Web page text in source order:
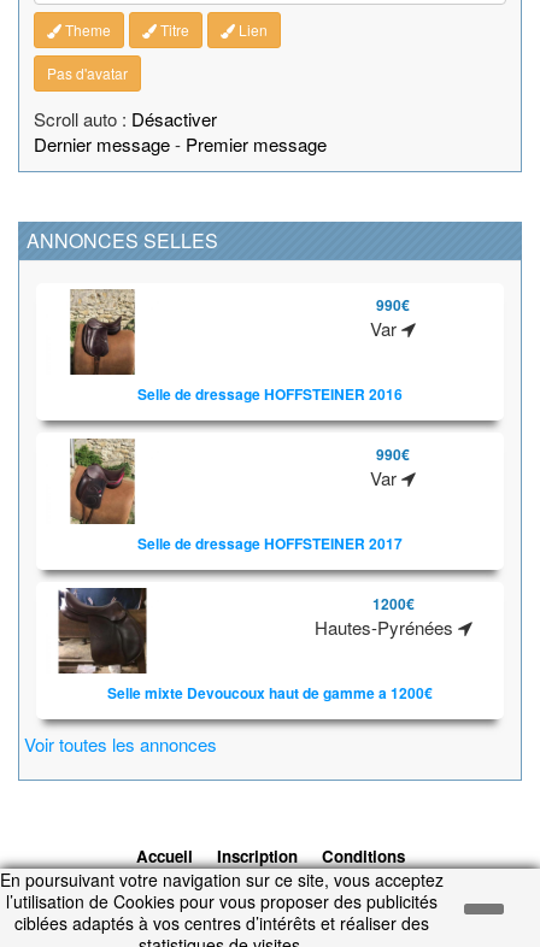
Theme Titre Lien
Pas d'avatar
Scroll auto : Désactiver
Dernier message- Premier message
ANNONCES SELLES
990€
Var
Selle de dressage HOFFSTEINER 2016
990€
Var
Selle de dressage HOFFSTEINER 2017
1200€
Hautes-Pyrénées
Selle mixte Devoucoux haut de gamme a 1200€
Voir toutes les annonces
Accueil Inscription
Conditions
d'utilisation
Contacts © 2026 1cheval.com
Ecurie Virtuelle -
Jeu Cheval
En poursuivant votre navigation sur ce site, vous acceptez
l’utilisation de Cookies pour vous proposer des publicités
ciblées adaptés à vos centres d’intérêts et réaliser des